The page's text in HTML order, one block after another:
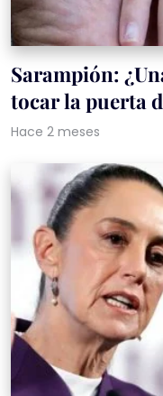
Sarampión:
tocar la puerta
Hace 2 meses